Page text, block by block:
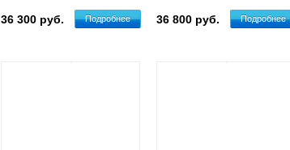
36 300 руб. Подробнее 36 800 руб. Подробнее